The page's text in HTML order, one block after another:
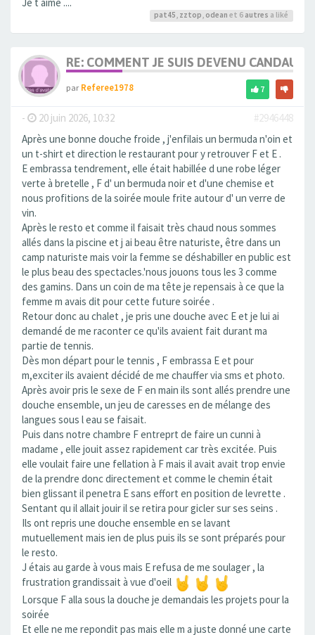
pat45, zztop, odean et 6 autres a liké
RE: COMMENT JE SUIS DEVENU
parReferee1978 7
- 20 juin 2026, 10:32
#2946448
Après une bonne douche froide , j'enfilais un bermuda n'oin et
un t-shirt et direction le restaurant pour y retrouver F et E .
E embrassa tendrement, elle était habillée d une robe léger
verte à bretelle , F d' un bermuda noir et d'une chemise et
nous profitions de la soirée moule frite autour d' un verre de
vin.
Après le resto et comme il faisait très chaud nous sommes
allés dans la piscine et j ai beau être naturiste, être dans un
camp naturiste mais voir la femme se déshabiller en public est
le plus beau des spectacles.'nous jouons tous les 3 comme
des gamins. Dans un coin de ma tête je repensais à ce que la
femme m avais dit pour cette future soirée .
Retour donc au chalet , je pris une douche avec E et je lui ai
demandé de me raconter ce qu'ils avaient fait durant ma
partie de tennis.
Dès mon départ pour le tennis , F embrassa E et pour
m,exciter ils avaient décidé de me chauffer via sms et photo.
Après avoir pris le sexe de F en main ils sont allés prendre une
douche ensemble, un jeu de caresses en de mélange des
langues sous l eau se faisait.
Puis dans notre chambre F entreprt de faire un cunni à
madame , elle jouit assez rapidement car très excitée. Puis
elle voulait faire une fellation à F mais il avait avait trop envie
de la prendre donc directement et comme le chemin était
bien glissant il penetra E sans effort en position de levrette .
Sentant qu il allait jouir il se retira pour gicler sur ses seins .
Ils ont repris une douche ensemble en se lavant
mutuellement mais ien de plus puis ils se sont préparés pour
le resto.
J étais au garde à vous mais E refusa de me soulager , la
frustration grandissait à vue d'oeil
Lorsque F alla sous la douche je demandais les projets pour la
soirée
Et elle ne me repondit pas mais elle m a juste donné une carte